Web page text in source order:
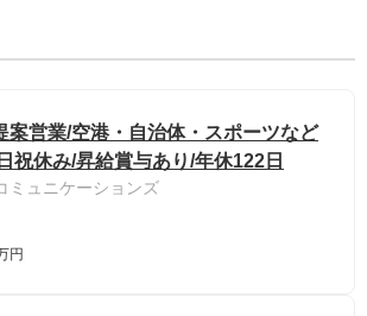
案営業/空港・自治体・スポーツなど
祝休み/昇給賞与あり/年休122日
ミュニケーションズ
円